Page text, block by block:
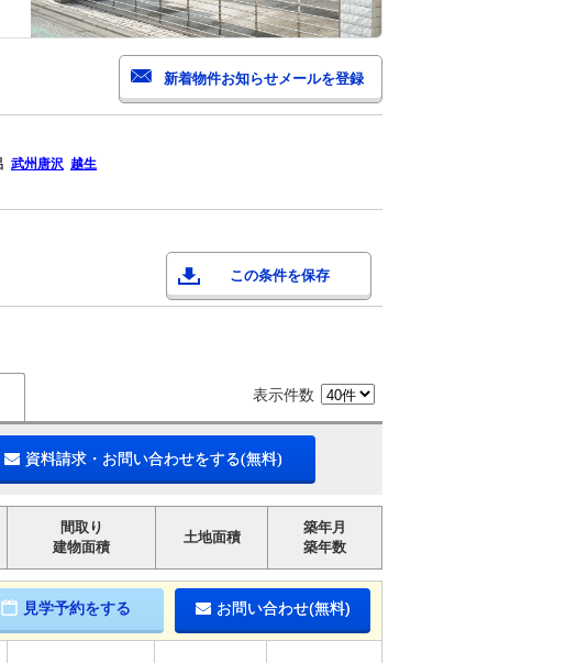
武州唐沢 越生
この条件を保存
表示件数
資料請求・お問い合わせをする(無料)
間取り
建物面積
土地面積
築年月
築年数
見学予約をする お問い合わせ(無料)